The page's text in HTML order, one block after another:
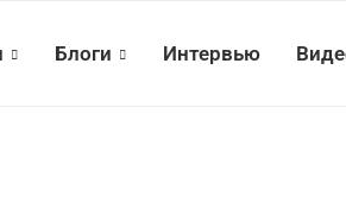
Блоги Интервью